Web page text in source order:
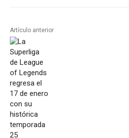
Artículo anterior